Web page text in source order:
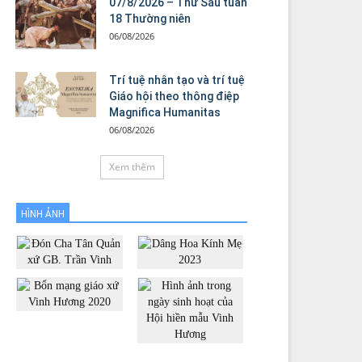
18 Thường niên
06/08/2026
Trí tuệ nhân tạo và trí tuệ
Giáo hội theo thông điệp
Magnifica Humanitas
06/08/2026
Xem thêm
HÌNH ẢNH